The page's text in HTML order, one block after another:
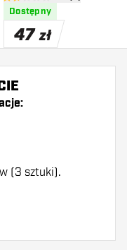
Dostępny
47 zł
(3 sztuki).